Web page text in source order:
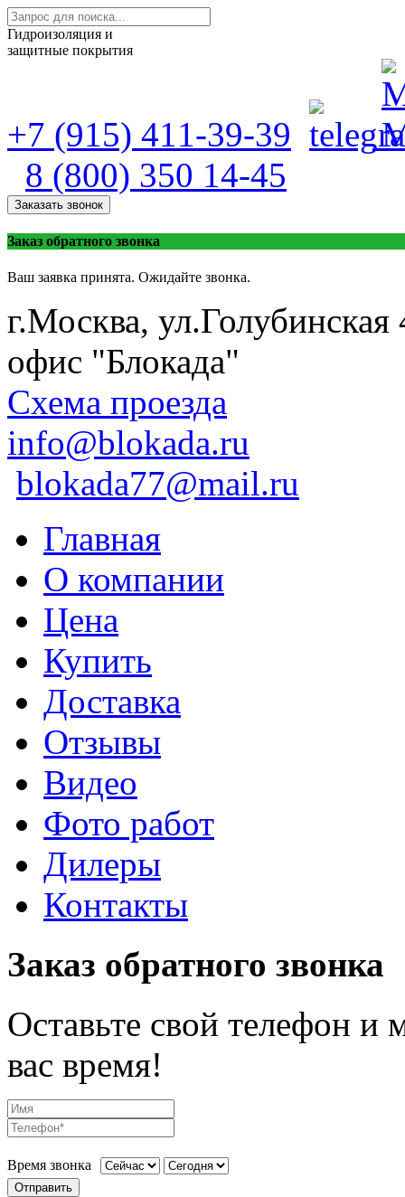
Гидроизоляция и
защитные покрытия
+7 (915) 411-39-39
8 (800) 350 14-45
Заказать звонок
Заказ обратного звонка
Ваш заявка принята. Ожидайте звонка.
г.Москва,
офис "Блокада"
Схема проезда
info@blokada.ru
blokada77@mail.ru
Главная
О компании
Цена
Купить
Доставка
Отзывы
Видео
Фото работ
Дилеры
Контакты
Заказ обратного звонка
Оставьте свой телефон и
вас время!
Время звонка
Отправить